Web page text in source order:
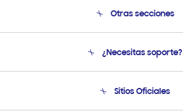
Otras secciones
Soporte
¿Necesitas soporte?
Soporte vía eMail
Sitios Oficiales